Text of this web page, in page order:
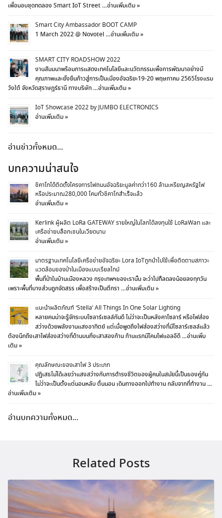
Search
เพื่อมอบชุดทดลอง Smart IoT Street …อ่านเพิ่มเติม »
Smart City Ambassador BOOT CAMP
1 March 2022 @ Novotel …อ่านเพิ่มเติม »
SMART CITY ROADSHOW 2022
งานสัมมนาพร้อมการแสดงเทคโนโลยีและนวัตกรรมเพื่อการพัฒนาอย่างมี
คุณภาพและยั่งยืนก้าวสู่การเป็นเมืองอัจฉริยะ19-20 พฤษภาคม 2565โรงแรม
วังใต้ จังหวัดสุราษฎร์ธานี ทางบริษัท …อ่านเพิ่มเติม »
IoT Showcase 2022 by JUMBO ELECTRONICS
อ่านเพิ่มเติม »
อ่านข่าวทั้งหมด...
บทความน่าสนใจ
ชิคาโกได้ติดตั้งโครงการไฟถนนอัจฉริยะมูลค่ากว่า160 ล้านเหรียญสหรัฐไฟ
หรือประมาณ280,000 โคมทั่วชิคาโกสำเร็จแล้ว
อ่านเพิ่มเติม »
Kerlink ผู้ผลิต LoRa GATEWAY รายใหญ่ในโลกได้ลงทุนใช้ LoRaWan และ
เครือข่ายบล็อกเชนในเวียดนาม
อ่านเพิ่มเติม »
มาตรฐานเทคโนโลยีเครือข่ายอัจฉริยะ Lora IoTถูกนำไปใช้เพื่อติดตามสภาวะ
แวดล้อมของป่าในเมืองแบบเรียลไทม์
พื้นที่ป่าในบ้านเมืองหลวง กรุงเทพฯของเรานั้น จะว่าไปก็ลดลงน้อยลงทุกวัน
เพราะพื้นที่บางส่วนถูกจัดสรร เพื่อสร้างเป็นตึกรา …อ่านเพิ่มเติม »
แนะนำผลิตภัณฑ์ ‘Stella’ All Things In One Solar Lighting
หลายคนน่าจะรู้จักระบบโซลาร์เซลล์กันดี ไม่ว่าจะเป็นหลังคาโซลาร์ หรือไฟส่อง
สว่างด้วยพลังงานแสงอาทิตย์ แต่เมื่อพูดถึงไฟส่องสว่างที่มีโซลาร์เซลล์แล้ว
ต้องนึกถึงเสาไฟส่องสว่างที่ด้านบนกิ่งเสาสองก้าน ก้านแรกมีโคมไฟแอลอีดี …อ่านเพิ่ม
เติม »
คุณลักษณะของเสาไฟ 3 ประเภท
ปฏิเสธไม่ได้เลยว่าแสงสว่างกับการดำรงชีวิตของผู้คนในสมัยนี้เป็นของคู่กัน
ไม่ว่าจะเป็นตั้งแต่นอนหลับ ตื่นนอน เดินทางออกไปทำงาน กลับจากที่ทำงาน …
อ่านเพิ่มเติม »
อ่านบทความทั้งหมด...
Related Posts